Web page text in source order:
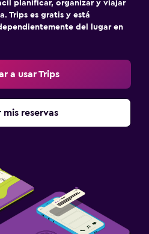
planificar, organizar y viajar
Trips es gratis y está
del lugar en
a usar Trips
mis reservas